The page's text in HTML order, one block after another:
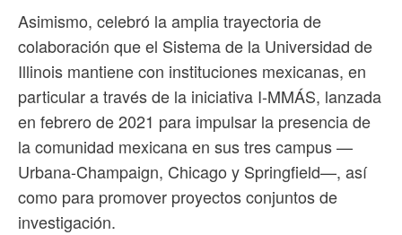
Asimismo, celebró la amplia trayectoria de
colaboración que el Sistema de la Universidad de
Illinois mantiene con instituciones mexicanas, en
particular a través de la iniciativa I-MMÁS, lanzada
en febrero de 2021 para impulsar la presencia de
la comunidad mexicana en sus tres campus —
Urbana-Champaign, Chicago y Springfield—, así
como para promover proyectos conjuntos de
investigación.